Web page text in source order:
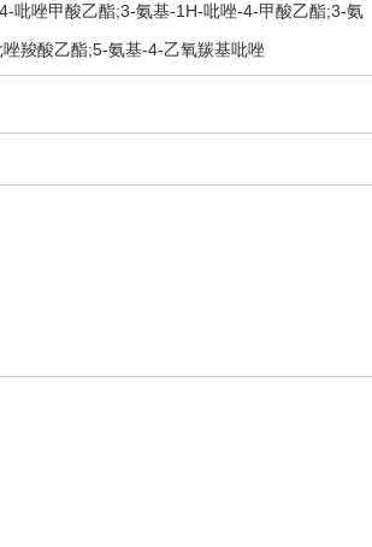
吡唑甲酸乙酯;3-氨基-1H-吡唑-4-甲酸乙酯;3-氨
羧酸乙酯;5-氨基-4-乙氧羰基吡唑